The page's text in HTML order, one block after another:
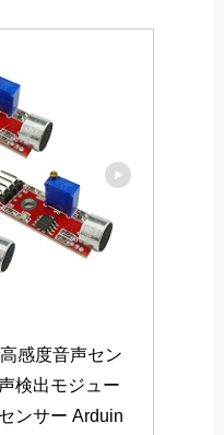
感度音声セン
検出モジュー
ンサー Arduin